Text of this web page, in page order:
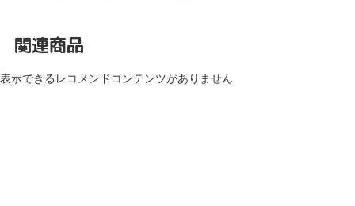
関連商品
表示できるレコメンドコンテンツがありません